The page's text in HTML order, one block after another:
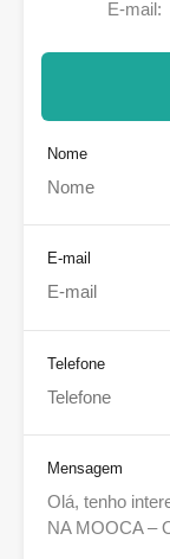
E-mail:
Nome
E-mail
Telefone
Mensagem